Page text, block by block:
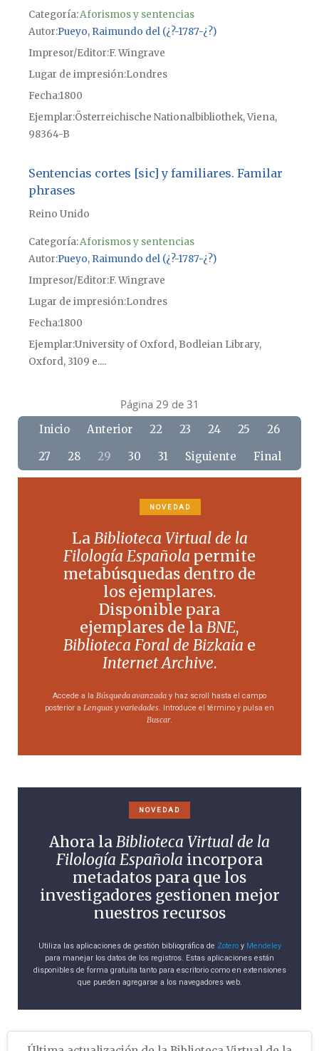
Categoría:Aforismos y sentencias
Autor Pueyo, Raimundo del (¿?-1787-¿?)
Impresor/Editor F. Wingrave
Lugar de impresiónLondres
Fecha1800
Ejemplar Österreichische Nationalbibliothek, Viena,
98364-B
Sentencias cortes [sic] y familiares. Familar
phrases
Reino Unido
Categoría:Aforismos y sentencias
Autor Pueyo, Raimundo del (¿?-1787-¿?)
Impresor/Editor F. Wingrave
Lugar de impresiónLondres
Fecha1800
Ejemplar University of Oxford, Bodleian Library,
Oxford, 3109 e....
Página 29 de 31
Inicio Anterior 22 23 24 25
26
27
28 29 30 31 Siguiente Final
NOVEDAD
LaBiblioteca Virtual de la
Filología Española permite
metabúsquedas dentro de
los ejemplares.
Disponible para
ejemplares de laBNE,
Biblioteca Foral de Bizkaia e
Internet Archive.
Accede a la Búsqueda avanzada y haz scroll hasta el campo
posterior a Lenguas y variedades. Introduce el término y pulsa en
Buscar.
NOVEDAD
Ahora laBiblioteca Virtual de la
Filología Española incorpora
metadatos para que los
investigadores gestionen mejor
nuestros recursos
Utiliza las aplicaciones de gestión bibliográfica de Zoteroy Mendeley
para manejar los datos de los registros. Estas aplicaciones están
disponibles de forma gratuita tanto para escritorio como en extensiones
que pueden agregarse a los navegadores web.